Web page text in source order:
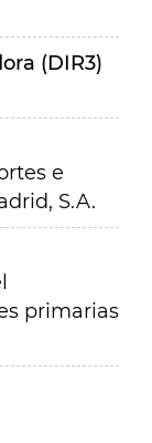
(DIR3)
e
S.A.
primarias